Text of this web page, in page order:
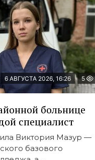
6 АВГУСТА 2026, 16:26 5
больнице
специалист
Виктория Мазур —
базового